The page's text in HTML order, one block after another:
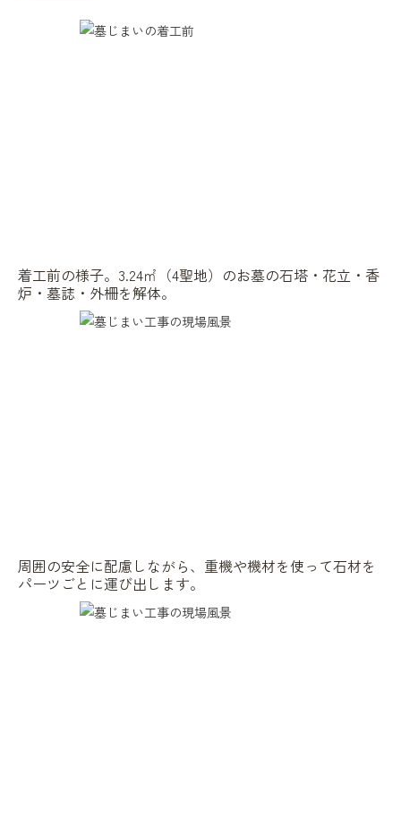
着工前の様子。3.24㎡（4聖地）のお墓の石塔・花立・香
炉・墓誌・外柵を解体。
周囲の安全に配慮しながら、重機や機材を使って石材を
パーツごとに運び出します。